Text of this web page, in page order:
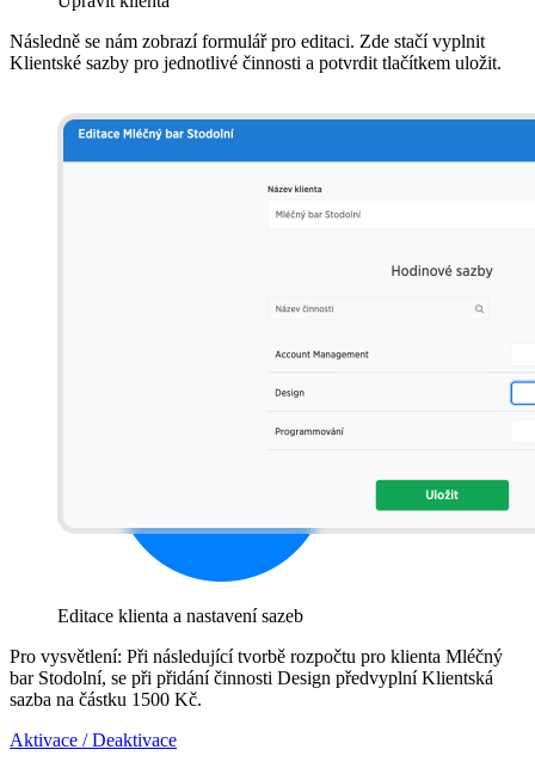
Následně se nám zobrazí formulář pro editaci. Zde stačí vyplnit
Klientské sazby pro jednotlivé činnosti a potvrdit tlačítkem uložit.
Editace klienta a nastavení sazeb
Pro vysvětlení: Při následující tvorbě rozpočtu pro klienta Mléčný
bar Stodolní, se při přidání činnosti Design předvyplní Klientská
sazba na částku 1500 Kč.
Aktivace / Deaktivace